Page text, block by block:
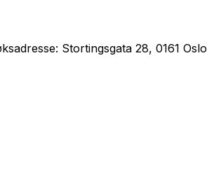
Stortingsgata 28, 0161 Oslo